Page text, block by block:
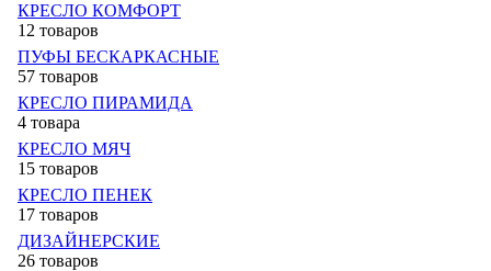
КРЕСЛО КОМФОРТ
12 товаров
ПУФЫ БЕСКАРКАСНЫЕ
57 товаров
КРЕСЛО ПИРАМИДА
4 товара
КРЕСЛО МЯЧ
15 товаров
КРЕСЛО ПЕНЕК
17 товаров
ДИЗАЙНЕРСКИЕ
26 товаров